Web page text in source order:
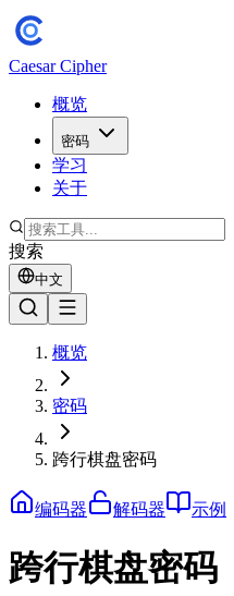
Caesar Cipher
概览
密码
学习
关于
搜索
中文
概览
密码
跨行棋盘密码
编码器 解码器 示例
跨行棋盘密码